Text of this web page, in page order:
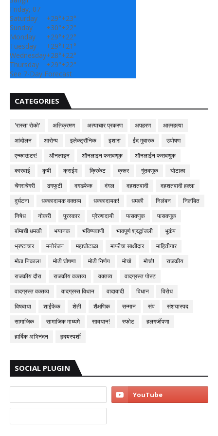
Friday, 07
Saturday
+29°+23°
Sunday
+30°+22°
Monday
+29°+22°
Tuesday
+29°+21°
Wednesday+28°+22°
Thursday
+29°+22°
See 7-Day Forecast
CATEGORIES
'रास्ता रोको' अतिक्रमण अत्याचार प्रकरण अपहरण
आत्महत्या
आंदोलन
आरोग्य इलेक्ट्रॉनिक इशारा ईद मुबारक
उपोषण
एन्काऊंटर!
ऑनलाइन ऑनलाइन फसवणूक
ऑनलाईन फसवणुक
कारवाई
कृषी क्राईम क्रिकेट क्रूर गुंतवणूक
घोटाळा
चेंगराचेंगरी
ढगफुटी दगडफेक दंगल दहशतवादी
दहशतवादी हल्ला
दुर्घटना
धक्कादायक वक्तव्य धक्कादायक! धमकी निलंबन
निलंबित
निषेध
नोकरी पुरस्कार प्रेरणादायी फसवणुक
फसवणूक
बॉम्बची धमकी
भयानक भविष्यवाणी भावपूर्ण श्रद्धांजली
भूकंप
भ्रष्टाचार
मनोरंजन महाघोटाळा माफीचा साक्षीदार
माहितीगार
मोठा निकाल!
मोठी घोषणा मोठी निर्णय मोर्चा मोर्चा!
राजकीय
राजकीय दौरा
राजकीय वक्तव्य वक्तव्य
वादग्रस्त पोस्ट
वादग्रस्त वक्तव्य
वादग्रस्त विधान वादावादी विधान
विरोध
विषबाधा
शाईफेक शेती शैक्षणिक सन्मान संप
संशयास्पद
सामाजिक
सामाजिक माध्यमे सावधान! स्फोट
हलगर्जीपणा
हार्दिक अभिनंदन
हृदयस्पर्शी
SOCIAL PLUGIN